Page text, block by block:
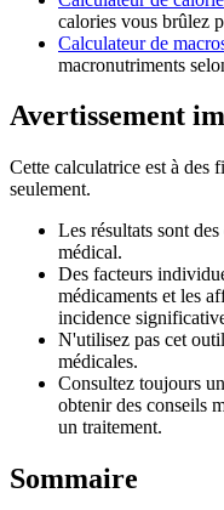
calories vous brûlez
Calculateur de
macronutriments
Avertissement
Cette calculatrice est à des
seulement.
Les résultats sont
médical.
Des facteurs
médicaments et les
incidence
N'utilisez pas cet
médicales.
Consultez toujours
obtenir des conseils
un traitement.
Sommaire